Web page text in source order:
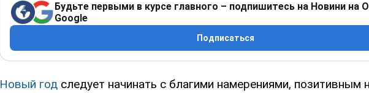
Будьте первыми в курсе главного – подпишитесь на Новини на
Google
Подписаться
Новый год следует начинать с благими намерениями, позитивным